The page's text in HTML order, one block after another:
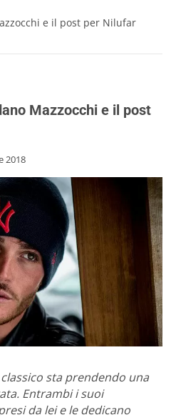
e il post per Nilufar
Mazzocchi e il post
2018
sta prendendo una
Entrambi i suoi
da lei e le dedicano